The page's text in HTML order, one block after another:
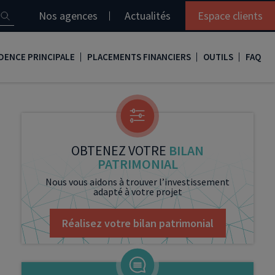
Nos agences Actualités Espace clients
PRINCIPALE
son crédit immobilier
PLACEMENTS FINANCIERS
PEA
Loi Madelin
SCPI
OUTILS
Simulation loi Denormandie
Comment réaliser son bilan patrimonial ?
Le guide de la loi Denormandie 2026
Simulation prêt immobilier
Nos vidéos
Nos Podcasts
FAQ
OBTENEZ VOTRE BILAN
PATRIMONIAL
Nous vous aidons à trouver l’investissement
adapté à votre projet
Réalisez votre bilan patrimonial